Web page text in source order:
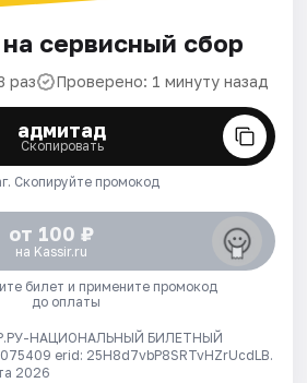
сервисный сбор
раз Проверено: 1 минуту назад
адмитад
Скопировать
Скопируйте промокод
от 100 ₽
на Kassir.ru
билет и примените промокод
до оплаты
НАЦИОНАЛЬНЫЙ БИЛЕТНЫЙ
erid: 25H8d7vbP8SRTvHZrUcdLB.
2026